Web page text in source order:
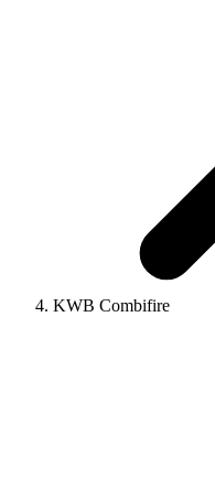
KWB Combifire